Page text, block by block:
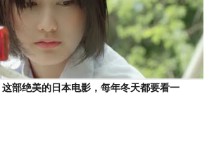
这部绝美的日本电影，每年冬天都要看一